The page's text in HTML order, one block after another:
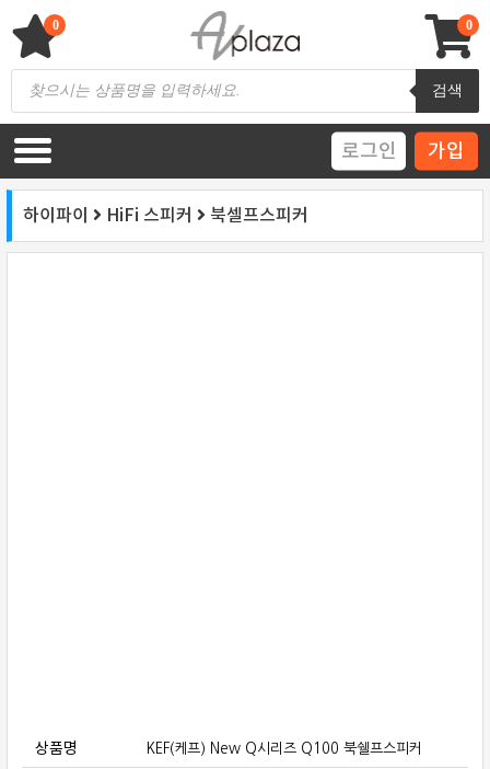
content
AV 플라자
하이파이 / 홈씨어터 전문 쇼핑몰
Products
search
검색
0
0
로그인 가입
하이파이 HiFi 스피커 북셀프스피커
상품명 KEF(케프) New Q시리즈 Q100 북쉘프스피커